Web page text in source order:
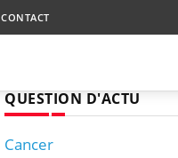
CONTACT
QUESTION D'ACTU
Cancer